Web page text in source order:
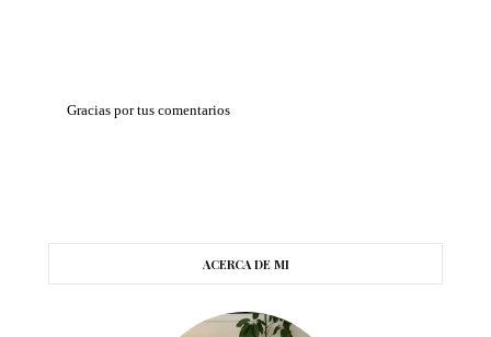
Gracias por tus comentarios
ACERCA DE MI